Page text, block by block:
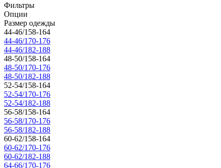
Фильтры
Опции
Размер одежды
44-46/158-164
44-46/170-176
44-46/182-188
48-50/158-164
48-50/170-176
48-50/182-188
52-54/158-164
52-54/170-176
52-54/182-188
56-58/158-164
56-58/170-176
56-58/182-188
60-62/158-164
60-62/170-176
60-62/182-188
64-66/170-176